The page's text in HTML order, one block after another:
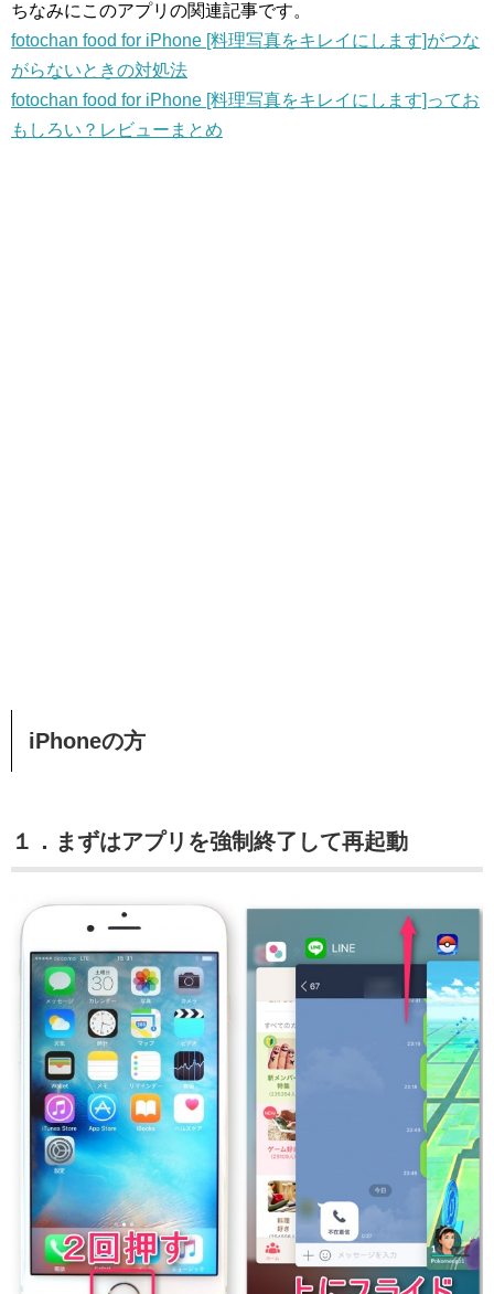
ちなみにこのアプリの関連記事です。
fotochan food for iPhone [料理写真をキレイにします]がつな
がらないときの対処法
fotochan food for iPhone [料理写真をキレイにします]ってお
もしろい？レビューまとめ
iPhoneの方
１．まずはアプリを強制終了して再起動